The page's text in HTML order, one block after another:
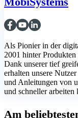
Als Pionier in der
2001 hinter
Dank unserer tief
erhalten unsere
und Anleitungen von
und schneller arbeiten
Am